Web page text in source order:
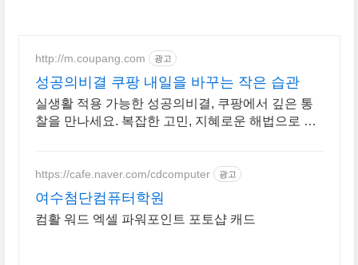
http://m.coupang.com 광고
성공의비결 쿠팡 내일을 바꾸는 작은 습관
실생활 적용 가능한 성공의비결, 쿠팡에서 깊은 통
찰을 만나세요. 복잡한 고민, 지혜로운 해법으로 해
https://cafe.naver.com/cdcomputer 광고
여수첨단컴퓨터학원
컴활 워드 엑셀 파워포인트 포토샵 캐드